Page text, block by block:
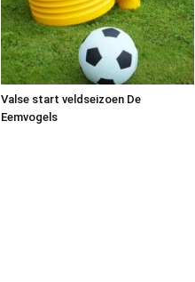
Valse start veldseizoen De
Eemvogels